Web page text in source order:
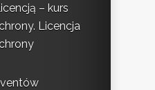
– kurs
Licencja